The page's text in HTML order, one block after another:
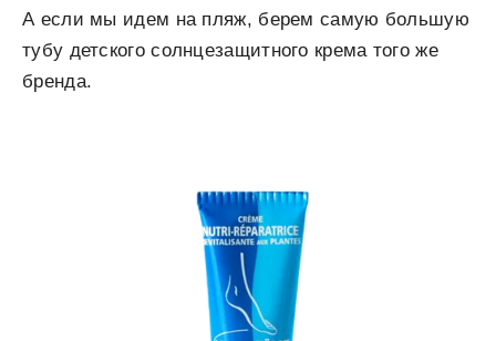
А если мы идем на пляж, берем самую большую
тубу детского солнцезащитного крема того же
бренда.